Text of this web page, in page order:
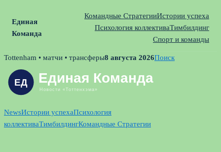
Единая
Команда
Командные СтратегииИстории успеха
Психология коллективаТимбилдинг
Спорт и команды
Skip
content
Tottenham • матчи • трансферы8 августа 2026Поиск
NewsИстории успехаПсихология
коллективаТимбилдингКомандные Стратегии